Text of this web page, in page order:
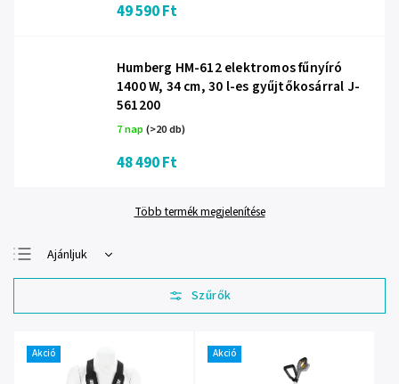
49 590 Ft
Humberg HM-612 elektromos fűnyíró
1400 W, 34 cm, 30 l-es gyűjtőkosárral J-
561200
7 nap(>20 db)
48 490 Ft
Több termék megjelenítése
Ajánljuk
Legolcsóbb elöl
Legdrágább
termékek
ABC szerint
Akció Akció